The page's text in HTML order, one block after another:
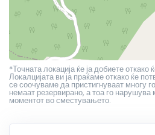
*Точната локација ќе ја добиете откако
Локалцијата ви ја праќаме откако ќе
се соочуваме да пристигнуваат многу
немаат резервирано, а тоа го нарушува
моментот во сместувањето.